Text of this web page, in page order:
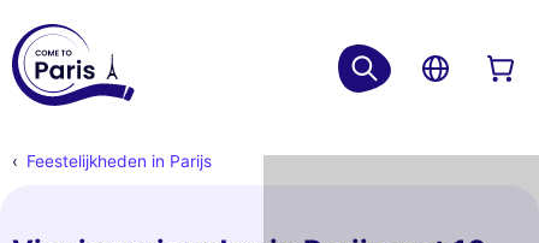
Feestelijkheden in Parijs